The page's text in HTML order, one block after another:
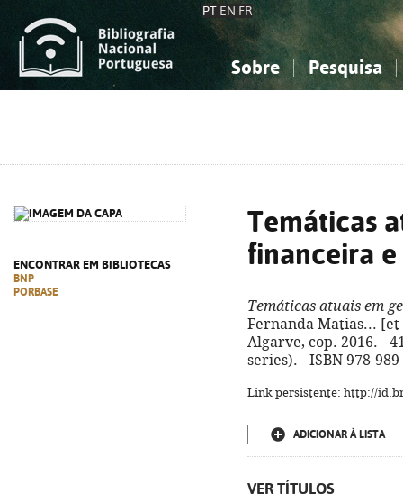
PT EN FR
Sobre Pesquisa
ENCONTRAR EM BIBLIOTECAS
BNP
PORBASE
Temáticas
financeira
Temáticas atuais em
Fernanda Matias...
Algarve, cop. 2016. -
series). - ISBN 978-
Link persistente: http://
ADICIONAR À LISTA
VER TÍTULOS